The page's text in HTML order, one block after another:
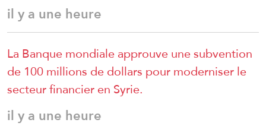
il y a une heure
La Banque mondiale approuve une subvention
de 100 millions de dollars pour moderniser le
secteur financier en Syrie.
il y a une heure